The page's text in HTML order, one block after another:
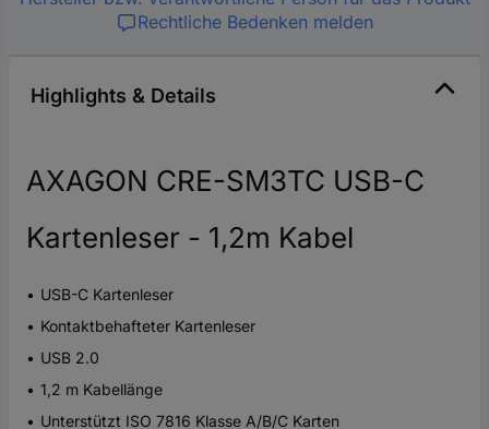
Rechtliche Bedenken melden
Highlights & Details
AXAGON CRE-SM3TC USB-C
Kartenleser - 1,2m Kabel
USB-C Kartenleser
Kontaktbehafteter Kartenleser
USB 2.0
1,2 m Kabellänge
Unterstützt ISO 7816 Klasse A/B/C Karten